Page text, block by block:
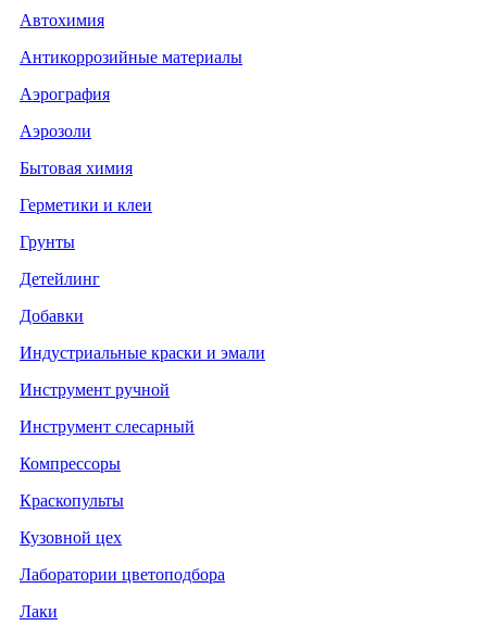
Автохимия
Антикоррозийные материалы
Аэрография
Аэрозоли
Бытовая химия
Герметики и клеи
Грунты
Детейлинг
Добавки
Индустриальные краски и эмали
Инструмент ручной
Инструмент слесарный
Компрессоры
Краскопульты
Кузовной цех
Лаборатории цветоподбора
Лаки